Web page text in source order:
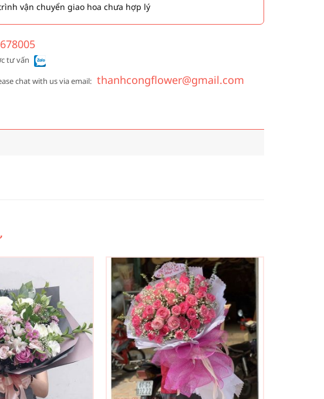
vận chuyển giao hoa chưa hợp lý
tư vấn
chat with us via email: thanhcongflower@gmail.com